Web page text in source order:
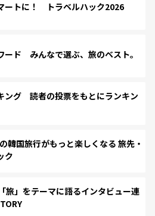
ートに！ トラベルハック2026
ード みんなで選ぶ、旅のベスト。
ング 読者の投票をもとにランキン
国旅行がもっと楽しくなる 旅先・
ク
旅」をテーマに語るインタビュー連